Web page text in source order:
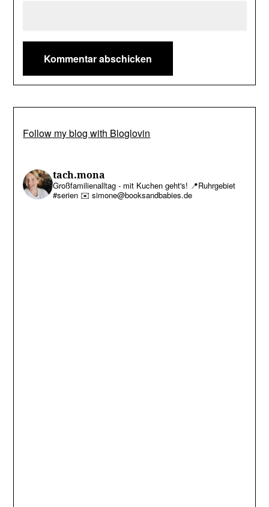
Follow my blog with Bloglovin
tach.mona
Großfamilienalltag - mit Kuchen geht's! 📍Ruhrgebiet
#serien ✉️ simone@booksandbabies.de